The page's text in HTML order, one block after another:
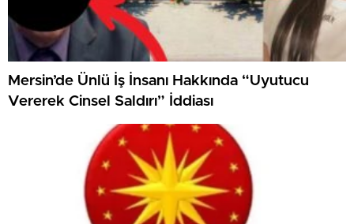
Mersin’de Ünlü İş İnsanı Hakkında “Uyutucu
Vererek Cinsel Saldırı” İddiası